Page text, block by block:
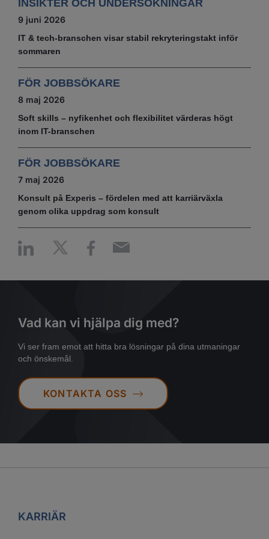
INSIKTER OCH UNDERSÖKNINGAR
9 juni 2026
IT & tech‑branschen visar stabil rekryteringstakt inför
sommaren
FÖR JOBBSÖKARE
8 maj 2026
Soft skills – nyfikenhet och flexibilitet värderas högt
inom IT-branschen
FÖR JOBBSÖKARE
7 maj 2026
Konsult på Experis – fördelen med att karriärväxla
genom olika uppdrag som konsult
Vad kan vi hjälpa dig med?
Vi ser fram emot att hitta bra lösningar på dina utmaningar
och önskemål.
KONTAKTA OSS
KARRIÄR